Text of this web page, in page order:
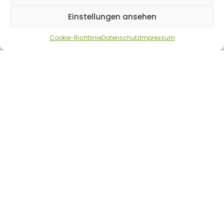
Einstellungen ansehen
Cookie-RichtlinieDatenschutzImpressum
Datenschutz